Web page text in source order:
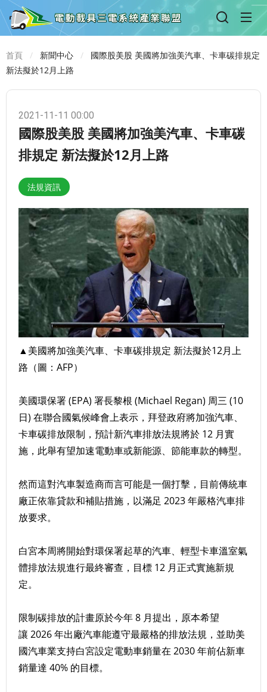
首頁 新聞中心
國際股美股 美國將加強美汽車、卡車碳排規定
新法擬於12月上路
2021-11-11 00:00
國際股美股 美國將加強美汽車、卡車碳
排規定 新法擬於12月上路
法規資訊
▲美國將加強美汽車、卡車碳排規定 新法擬於12月上
路（圖：AFP）
美國環保署 (EPA) 署長黎根 (Michael Regan) 周三 (10
日) 在聯合國氣候峰會上表示，拜登政府將加強汽車、
卡車碳排放限制，預計新汽車排放法規將於 12 月實
施，此舉有望加速電動車或新能源、節能車款的轉型。
然而這對汽車製造商而言可能是一個打擊，目前傳統車
廠正依靠貸款和補貼措施，以滿足 2023 年嚴格汽車排
放要求。
白宮本周將開始對環保署起草的汽車、輕型卡車溫室氣
體排放法規進行最終審查，目標 12 月正式實施新規
定。
限制碳排放的計畫原於今年 8 月提出，原本希望
讓 2026 年出廠汽車能遵守最嚴格的排放法規，並助美
國汽車業支持白宮設定電動車銷量在 2030 年前佔新車
銷量達 40% 的目標。